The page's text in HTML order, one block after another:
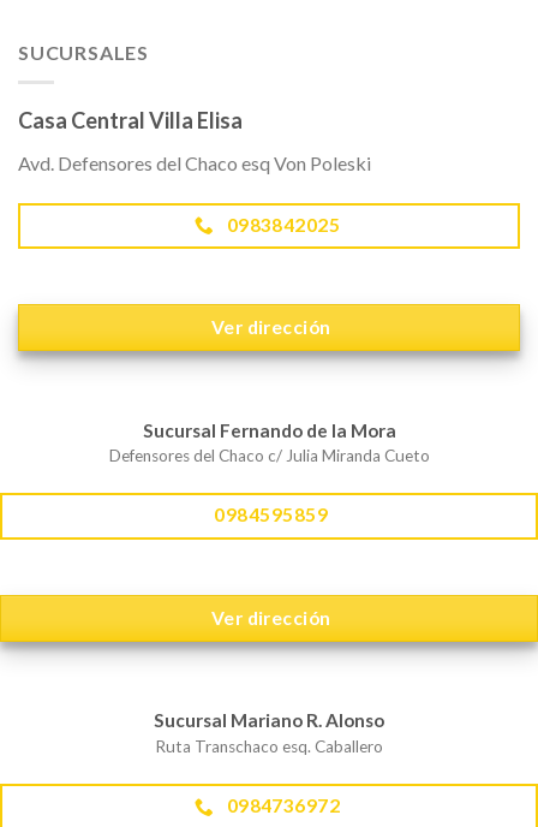
SUCURSALES
Casa Central Villa Elisa
Avd. Defensores del Chaco esq Von Poleski
0983842025
Ver dirección
Sucursal Fernando de la Mora
Defensores del Chaco c/ Julia Miranda Cueto
0984595859
Ver dirección
Sucursal Mariano R. Alonso
Ruta Transchaco esq. Caballero
0984736972